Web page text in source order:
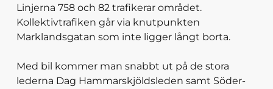
Linjerna 758 och 82 trafikerar området.
Kollektivtrafiken går via knutpunkten
Marklandsgatan som inte ligger långt borta.
Med bil kommer man snabbt ut på de stora
lederna Dag Hammarskjöldsleden samt Söder-